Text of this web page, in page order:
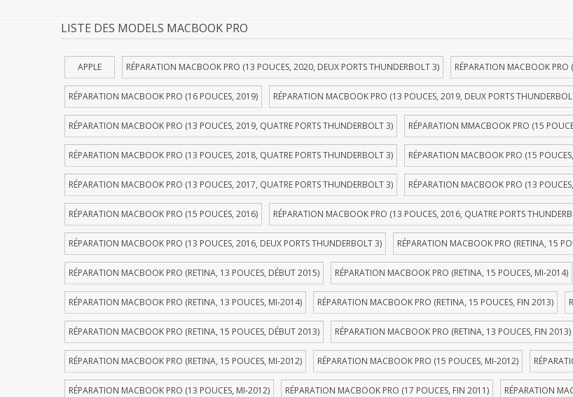
LISTE DES MODELS MACBOOK PRO
APPLE RÉPARATION MACBOOK PRO (13 POUCES, 2020, DEUX PORTS THUNDERBOLT 3) RÉPARATION MACBOOK
RÉPARATION MACBOOK PRO (16 POUCES, 2019) RÉPARATION MACBOOK PRO (13 POUCES, 2019, DEUX PORTS
RÉPARATION MACBOOK PRO (13 POUCES, 2019, QUATRE PORTS THUNDERBOLT 3) RÉPARATION MMACBOOK PRO (15
RÉPARATION MACBOOK PRO (13 POUCES, 2018, QUATRE PORTS THUNDERBOLT 3) RÉPARATION MACBOOK PRO (15
RÉPARATION MACBOOK PRO (13 POUCES, 2017, QUATRE PORTS THUNDERBOLT 3) RÉPARATION MACBOOK PRO (13
RÉPARATION MACBOOK PRO (15 POUCES, 2016) RÉPARATION MACBOOK PRO (13 POUCES, 2016, QUATRE PORTS
RÉPARATION MACBOOK PRO (13 POUCES, 2016, DEUX PORTS THUNDERBOLT 3) RÉPARATION MACBOOK PRO (RETINA, 15
RÉPARATION MACBOOK PRO (RETINA, 13 POUCES, DÉBUT 2015) RÉPARATION MACBOOK PRO (RETINA, 15 POUCES, MI-2014)
RÉPARATION MACBOOK PRO (RETINA, 13 POUCES, MI-2014) RÉPARATION MACBOOK PRO (RETINA, 15 POUCES, FIN 2013)
RÉPARATION MACBOOK PRO (RETINA, 15 POUCES, DÉBUT 2013) RÉPARATION MACBOOK PRO (RETINA, 13 POUCES, FIN 2013)
RÉPARATION MACBOOK PRO (RETINA, 15 POUCES, MI-2012) RÉPARATION MACBOOK PRO (15 POUCES, MI-2012)
RÉPARATION MACBOOK PRO (13 POUCES, MI-2012) RÉPARATION MACBOOK PRO (17 POUCES, FIN 2011) RÉPARATION